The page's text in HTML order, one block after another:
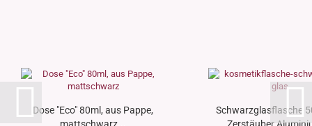
Dose "Eco" 80ml, aus Pappe,
Schwarzglasflasche